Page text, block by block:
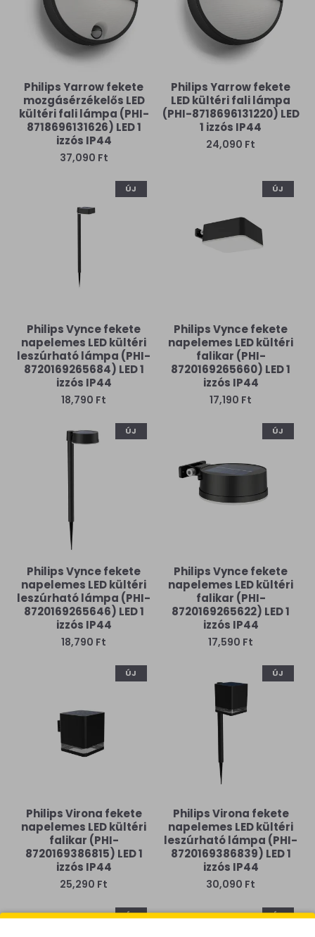
Philips Yarrow fekete
mozgásérzékelős LED
kültéri fali lámpa (PHI-
8718696131626) LED 1
izzós IP44
37,090 Ft
Philips Yarrow fekete
LED kültéri fali lámpa
(PHI-8718696131220) LED
1 izzós IP44
24,090 Ft
ÚJ
Philips Vynce fekete
napelemes LED kültéri
leszúrható lámpa (PHI-
8720169265684) LED 1
izzós IP44
18,790 Ft
ÚJ
Philips Vynce fekete
napelemes LED kültéri
falikar (PHI-
8720169265660) LED 1
izzós IP44
17,190 Ft
ÚJ
Philips Vynce fekete
napelemes LED kültéri
leszúrható lámpa (PHI-
8720169265646) LED 1
izzós IP44
18,790 Ft
ÚJ
Philips Vynce fekete
napelemes LED kültéri
falikar (PHI-
8720169265622) LED 1
izzós IP44
17,590 Ft
ÚJ
Philips Virona fekete
napelemes LED kültéri
falikar (PHI-
8720169386815) LED 1
izzós IP44
25,290 Ft
ÚJ
Philips Virona fekete
napelemes LED kültéri
leszúrható lámpa (PHI-
8720169386839) LED 1
izzós IP44
30,090 Ft
ÚJ ÚJ